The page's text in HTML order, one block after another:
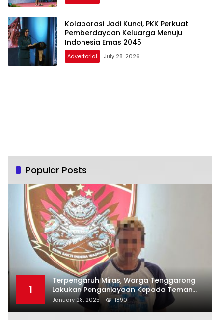
Kolaborasi Jadi Kunci, PKK Perkuat
Pemberdayaan Keluarga Menuju
Indonesia Emas 2045
Advertorial July 28, 2026
Popular Posts
1
Terpengaruh Miras, Warga Tenggarong
Lakukan Penganiayaan Kepada Teman
Sendiri
January 28, 2025 1890